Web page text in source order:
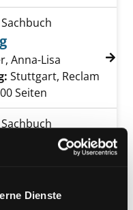
Dienste
Susan Sontag anzeigen
Sachbuch
Anna-Lisa Suche nach
Stuttgart, Reclam
Seiten
Sachbuch
Suche nach
Seiten